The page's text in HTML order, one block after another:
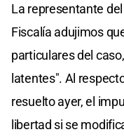
La representante
Fiscalía adujimos
particulares del
latentes". Al
resuelto ayer, el
libertad si se